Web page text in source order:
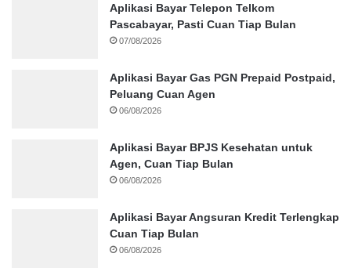
Aplikasi Bayar Telepon Telkom
Pascabayar, Pasti Cuan Tiap Bulan
07/08/2026
Aplikasi Bayar Gas PGN Prepaid Postpaid,
Peluang Cuan Agen
06/08/2026
Aplikasi Bayar BPJS Kesehatan untuk
Agen, Cuan Tiap Bulan
06/08/2026
Aplikasi Bayar Angsuran Kredit Terlengkap
Cuan Tiap Bulan
06/08/2026